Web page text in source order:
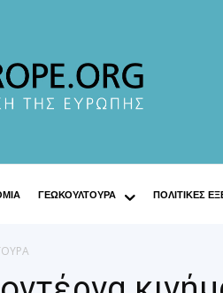
ΓΕΩΚΟΥΛΤΟΥΡΑ ΠΟΛΙΤΙΚΕΣ